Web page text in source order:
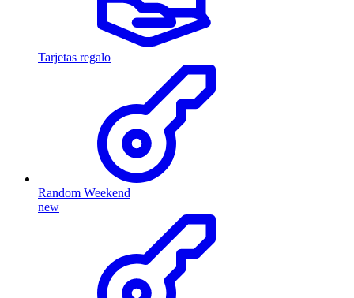
Tarjetas regalo
Random Weekend
new